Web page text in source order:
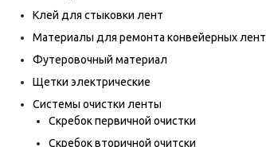
Клей для стыковки лент
Материалы для ремонта конвейерных лент
Футеровочный материал
Щетки электрические
Системы очистки ленты
Скребок первичной очистки
Скребок вторичной очитски